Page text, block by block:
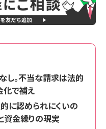
し。不当な請求は法的
化で補え
に認められにくいの
資金繰りの現実